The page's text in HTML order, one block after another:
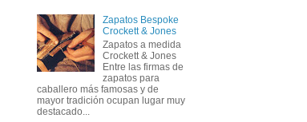
Zapatos Bespoke
Crockett & Jones
Zapatos a medida
Crockett & Jones
Entre las firmas de
zapatos para
caballero más famosas y de
mayor tradición ocupan lugar muy
destacado...